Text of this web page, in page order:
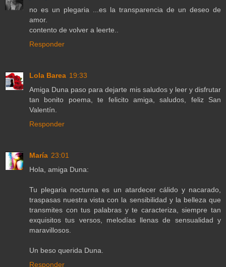
no es un plegaria ...es la transparencia de un deseo de
amor.
contento de volver a leerte..
Responder
Lola Barea 19:33
Amiga Duna paso para dejarte mis saludos y leer y disfrutar
tan bonito poema, te felicito amiga, saludos, feliz San
Valentín.
Responder
María 23:01
Hola, amiga Duna:
Tu plegaria nocturna es un atardecer cálido y nacarado,
traspasas nuestra vista con la sensibilidad y la belleza que
transmites con tus palabras y te caracteriza, siempre tan
exquisitos tus versos, melodías llenas de sensualidad y
maravillosos.
Un beso querida Duna.
Responder